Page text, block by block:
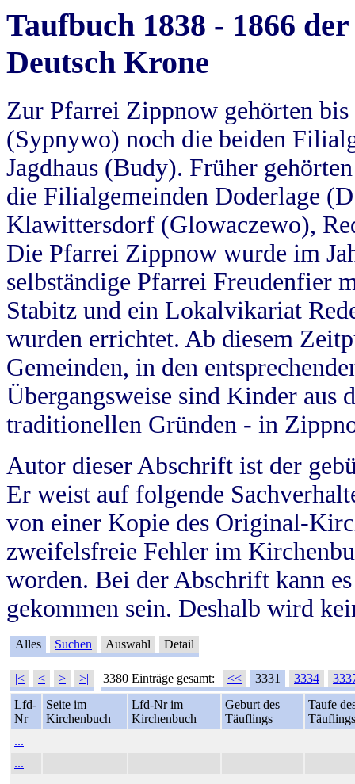
Taufbuch 1838 - 1866
Deutsch Krone
Zur Pfarrei Zippnow gehörten
(Sypnywo) noch die beiden
Jagdhaus (Budy). Früher
die Filialgemeinden Doderlage
Klawittersdorf (Glowaczewo),
Die Pfarrei Zippnow wurde im
selbständige Pfarrei Freudenfier
Stabitz und ein Lokalvikariat
wurden errichtet. Ab diesem
Gemeinden, in den
Übergangsweise sind Kinder aus
traditionellen Gründen - in
Autor dieser Abschrift ist der
Er weist auf folgende
von einer Kopie des Original-
zweifelsfreie Fehler im
worden. Bei der Abschrift kann
gekommen sein. Deshalb wird
Alles Suchen Auswahl Detail
|< < > >| 3380 Einträge gesamt: << 3331 3334
Lfd-
Nr
Seite im
Kirchenbuch
Lfd-Nr im
Kirchenbuch
Geburt des
Täuflings
Taufe
Täuflings
...
...